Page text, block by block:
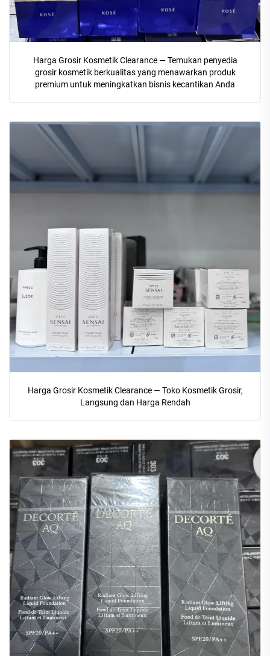
Harga Grosir Kosmetik Clearance — Temukan penyedia
grosir kosmetik berkualitas yang menawarkan produk
premium untuk meningkatkan bisnis kecantikan Anda
Harga Grosir Kosmetik Clearance — Toko Kosmetik Grosir,
Langsung dan Harga Rendah